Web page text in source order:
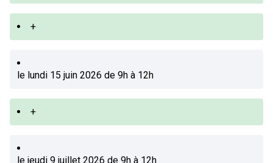
+
le lundi 15 juin 2026 de 9h à 12h
+
le jeudi 9 juillet 2026 de 9h à 12h